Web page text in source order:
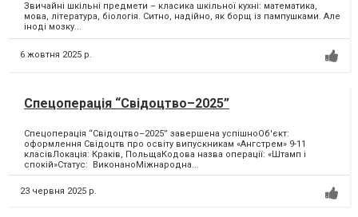
Звичайні шкільні предмети – класика шкільної кухні: математика,
мова, література, біологія. Ситно, надійно, як борщ із пампушками. Але
іноді мозку...
6 жовтня 2025 р.
Спецоперація “Свідоцтво–2025”
Спецоперація “Свідоцтво–2025” завершена успішноОб'єкт:
оформлення Свідоцтв про освіту випускникам «Ангстрем» 9-11
класівЛокація: Краків, ПольщаКодова назва операції: «Штамп і
спокій»Статус: ВиконаноМіжнародна...
23 червня 2025 р.